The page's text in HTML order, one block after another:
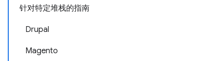
针对特定堆栈的指南
Drupal
Magento